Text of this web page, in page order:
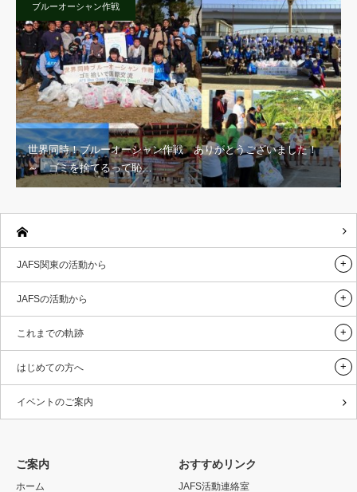
ブルーオーシャン作戦
世界同時！ブルーオーシャン作戦 ありがとうございました！
～「ゴミを捨てるって恥…
JAFS関東の活動から
JAFSの活動から
これまでの軌跡
はじめての方へ
イベントのご案内
ご案内
ホーム
おすすめリンク
JAFS活動連絡室